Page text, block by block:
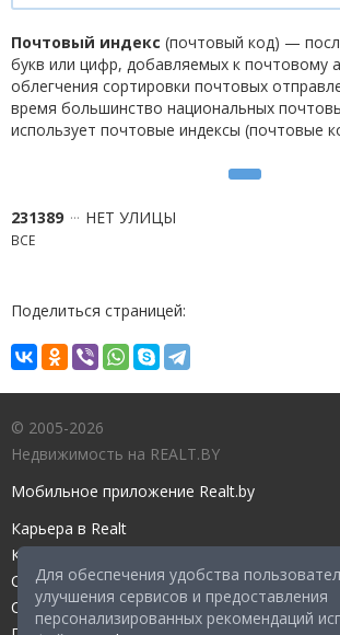
Для обеспечения удобства
улучшения сервисов и предоставления
персонализированных рекомендаций
Почтовый индекс (почтовый код) —
букв или цифр, добавляемых к почтовому
облегчения сортировки почтовых
время большинство национальных
использует почтовые индексы (почтовые
231389 НЕТ УЛИЦЫ
ВСЕ
Поделиться страницей:
© 2005-2026
Недвижимость на REALT.BY
Мобильное приложение Realt.by
Карьера в Realt
Контакты редакции
Справочный центр
Служба поддержки